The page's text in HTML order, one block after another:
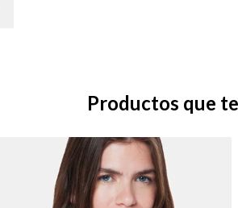
Productos que